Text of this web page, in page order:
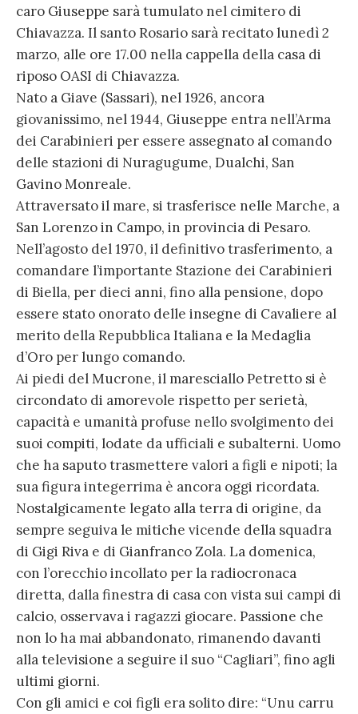
caro Giuseppe sarà tumulato nel cimitero di
Chiavazza. Il santo Rosario sarà recitato lunedì 2
marzo, alle ore 17.00 nella cappella della casa di
riposo OASI di Chiavazza.
Nato a Giave (Sassari), nel 1926, ancora
giovanissimo, nel 1944, Giuseppe entra nell’Arma
dei Carabinieri per essere assegnato al comando
delle stazioni di Nuragugume, Dualchi, San
Gavino Monreale.
Attraversato il mare, si trasferisce nelle Marche, a
San Lorenzo in Campo, in provincia di Pesaro.
Nell’agosto del 1970, il definitivo trasferimento, a
comandare l’importante Stazione dei Carabinieri
di Biella, per dieci anni, fino alla pensione, dopo
essere stato onorato delle insegne di Cavaliere al
merito della Repubblica Italiana e la Medaglia
d’Oro per lungo comando.
Ai piedi del Mucrone, il maresciallo Petretto si è
circondato di amorevole rispetto per serietà,
capacità e umanità profuse nello svolgimento dei
suoi compiti, lodate da ufficiali e subalterni. Uomo
che ha saputo trasmettere valori a figli e nipoti; la
sua figura integerrima è ancora oggi ricordata.
Nostalgicamente legato alla terra di origine, da
sempre seguiva le mitiche vicende della squadra
di Gigi Riva e di Gianfranco Zola. La domenica,
con l’orecchio incollato per la radiocronaca
diretta, dalla finestra di casa con vista sui campi di
calcio, osservava i ragazzi giocare. Passione che
non lo ha mai abbandonato, rimanendo davanti
alla televisione a seguire il suo “Cagliari”, fino agli
ultimi giorni.
Con gli amici e coi figli era solito dire: “Unu carru